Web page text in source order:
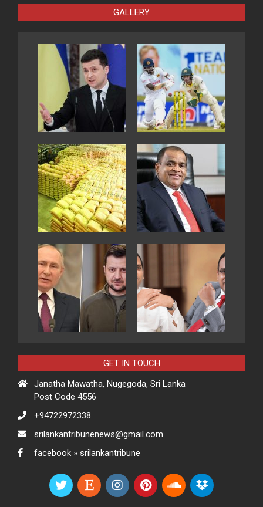
GALLERY
GET IN TOUCH
Janatha Mawatha, Nugegoda, Sri Lanka
Post Code 4556
+94722972338
srilankantribunenews@gmail.com
facebook » srilankantribune